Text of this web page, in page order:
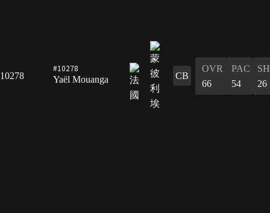
10278
#10278
Yaël Mouanga
CB
OVR
66
PAC
54
26